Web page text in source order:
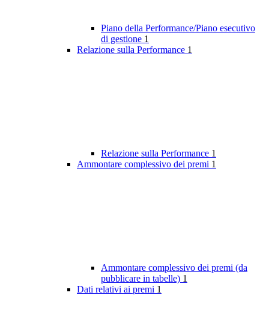
Piano della Performance/Piano esecutivo
di gestione 1
Relazione sulla Performance 1
Relazione sulla Performance 1
Ammontare complessivo dei premi 1
Ammontare complessivo dei premi (da
pubblicare in tabelle) 1
Dati relativi ai premi 1